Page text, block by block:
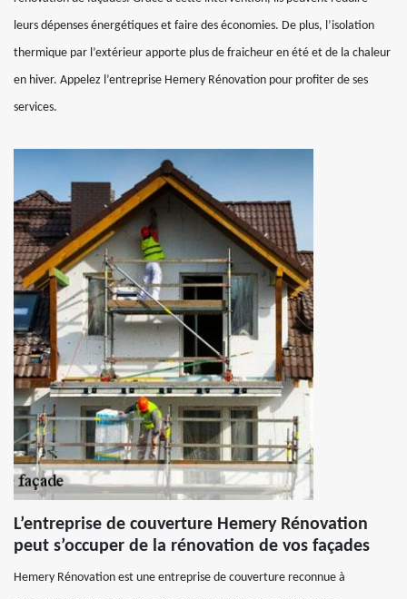
leurs dépenses énergétiques et faire des économies. De plus, l’isolation
thermique par l’extérieur apporte plus de fraicheur en été et de la chaleur
en hiver. Appelez l’entreprise Hemery Rénovation pour profiter de ses
services.
L’entreprise de couverture Hemery Rénovation
peut s’occuper de la rénovation de vos façades
Hemery Rénovation est une entreprise de couverture reconnue à